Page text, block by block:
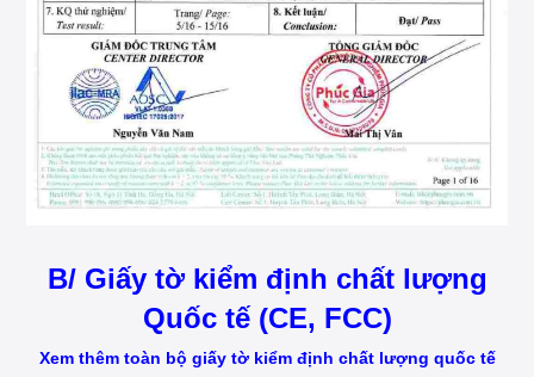
B/ Giấy tờ kiểm định chất lượng
Quốc tế (CE, FCC)
Xem thêm toàn bộ giấy tờ kiểm định chất lượng quốc tế